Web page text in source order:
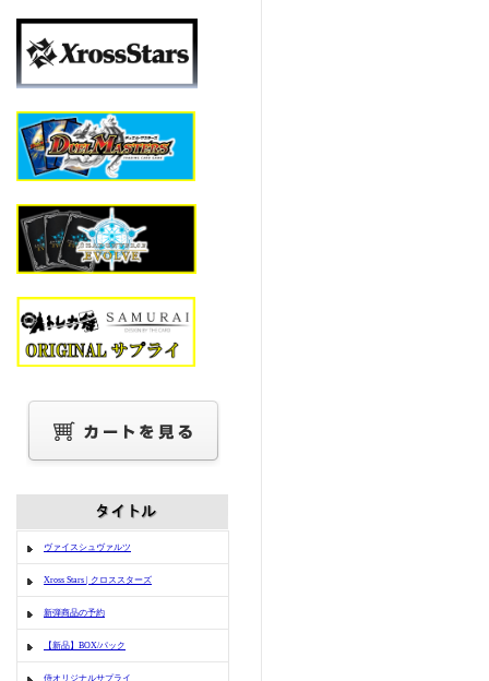
ヴァイスシュヴァルツ
Xross Stars | クロススターズ
新弾商品の予約
【新品】BOX/パック
侍オリジナルサプライ